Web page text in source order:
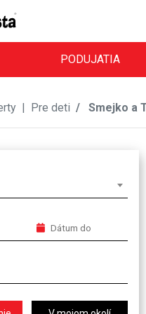
PODUJATIA
| Pre deti Smejko a